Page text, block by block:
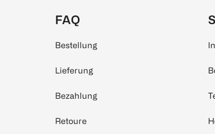
FAQ
Bestellung
Lieferung
Bezahlung
Retoure